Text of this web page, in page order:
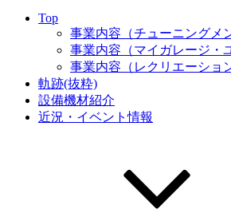
Top
事業内容（チューニングメ
事業内容（マイガレージ・
事業内容（レクリエーショ
軌跡(抜粋)
設備機材紹介
近況・イベント情報